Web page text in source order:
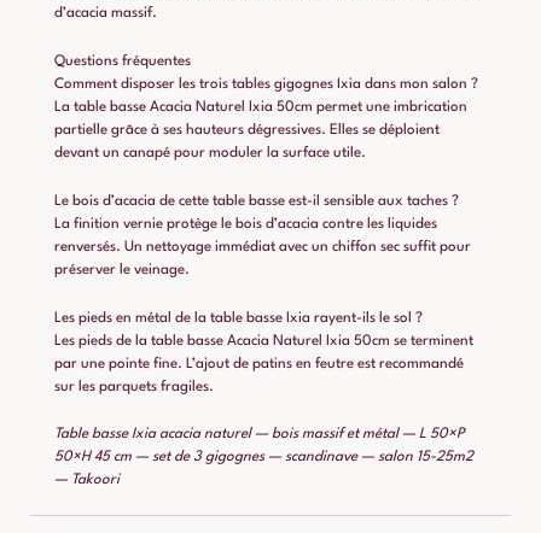
d’acacia massif.
Questions fréquentes
Comment disposer les trois tables gigognes Ixia dans mon salon ?
La table basse Acacia Naturel Ixia 50cm permet une imbrication
partielle grâce à ses hauteurs dégressives. Elles se déploient
devant un canapé pour moduler la surface utile.
Le bois d’acacia de cette table basse est-il sensible aux taches ?
La finition vernie protège le bois d’acacia contre les liquides
renversés. Un nettoyage immédiat avec un chiffon sec suffit pour
préserver le veinage.
Les pieds en métal de la table basse Ixia rayent-ils le sol ?
Les pieds de la table basse Acacia Naturel Ixia 50cm se terminent
par une pointe fine. L’ajout de patins en feutre est recommandé
sur les parquets fragiles.
Table basse Ixia acacia naturel — bois massif et métal — L 50×P
50×H 45 cm — set de 3 gigognes — scandinave — salon 15-25m2
— Takoori